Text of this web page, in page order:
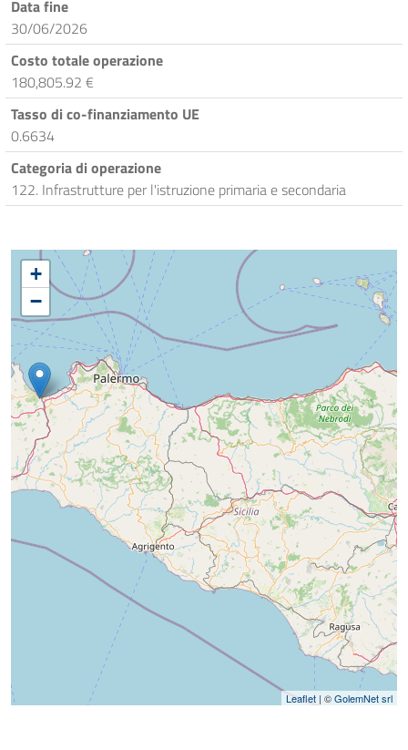
Data fine
30/06/2026
Costo totale operazione
180,805.92 €
Tasso di co-finanziamento UE
0.6634
Categoria di operazione
122. Infrastrutture per l'istruzione primaria e secondaria
+
−
Leaflet | ©GolemNet srl